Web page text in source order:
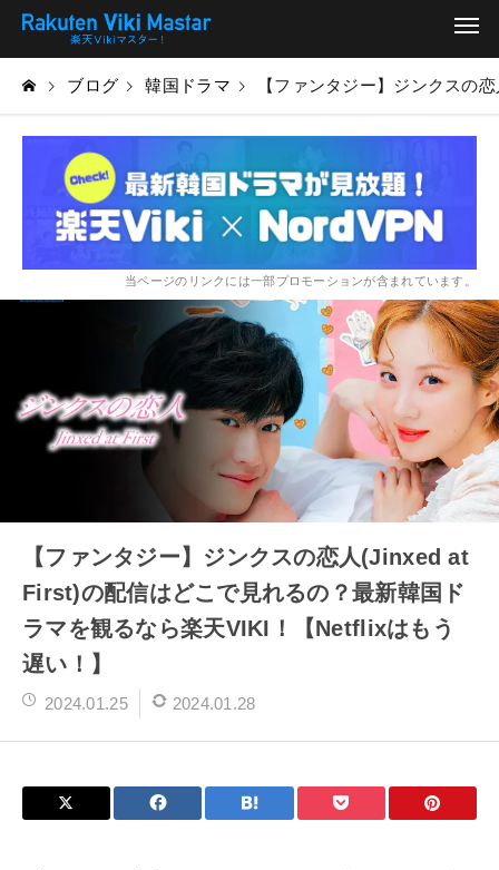
ブログ 韓国ドラマ 【ファンタジー】ジンクスの
当ページのリンクには一部プロモーションが含まれています。
【ファンタジー】ジンクスの恋人(Jinxed at
First)の配信はどこで見れるの？最新韓国ド
ラマを観るなら楽天VIKI！【Netflixはもう
遅い！】
2024.01.25 2024.01.28